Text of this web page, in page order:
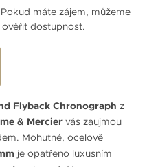
máte zájem, můžeme
dostupnost.
Flyback Chronograph z
& Mercier vás zaujmou
Mohutné, ocelově
je opatřeno luxusním